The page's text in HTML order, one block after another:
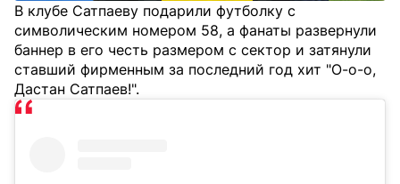
В клубе Сатпаеву подарили футболку с
символическим номером 58, а фанаты развернули
баннер в его честь размером с сектор и затянули
ставший фирменным за последний год хит "О-о-о,
Дастан Сатпаев!".